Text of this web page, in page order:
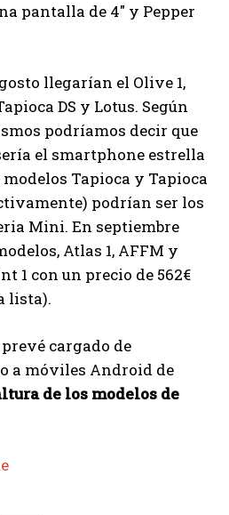
pantalla de 4″ y Pepper
llegarían el Olive 1,
DS y Lotus. Según
podríamos decir que
el smartphone estrella
Tapioca y Tapioca
podrían ser los
Mini. En septiembre
Atlas 1, AFFM y
1 con un precio de 562€
lista).
cargado de
a móviles Android de
de los modelos de